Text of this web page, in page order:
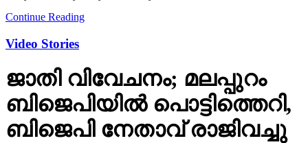
Continue Reading
Video Stories
ജാതി വിവേചനം; മലപ്പുറം
ബിജെപിയില്‍ പൊട്ടിത്തെറി,
ബിജെപി നേതാവ് രാജിവച്ചു